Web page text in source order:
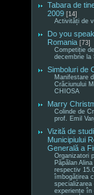
Tabara de
2009 [14]
Activități de
Do you
Romania [73]
Competiție
decembrie la
Simboluri de
Manifestare
Crăciunului
CHIOSA
Marry
Colinde de
prof. Emil
Vizită de
Municipiului
Generală a
Organizatori
Păpălan
respectiv
îmbogățirea
experiențe în